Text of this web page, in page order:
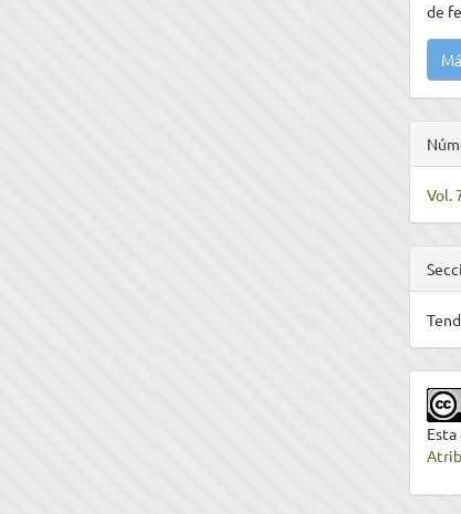
de
Vol.